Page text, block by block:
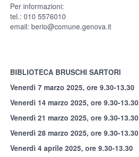
Per informazioni:
tel.: 010 5576010
email: berio@comune.genova.it
BIBLIOTECA BRUSCHI SARTORI
Venerdì 7 marzo 2025, ore 9.30-13.30
Venerdì 14 marzo 2025, ore 9.30-13.30
Venerdì 21 marzo 2025, ore 9.30-13.30
Venerdì 28 marzo 2025, ore 9.30-13.30
Venerdì 4 aprile 2025, ore 9.30-13.30